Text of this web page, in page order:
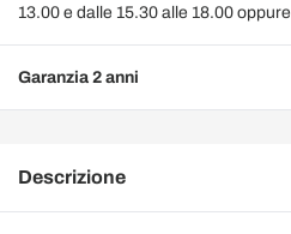
13.00 e dalle 15.30 alle 18.00 oppure
Garanzia 2 anni
Descrizione